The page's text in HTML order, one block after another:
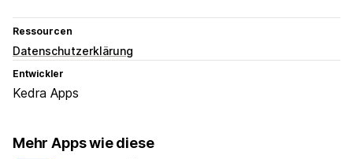
Ressourcen
Datenschutzerklärung
Entwickler
Kedra Apps
Mehr Apps wie diese